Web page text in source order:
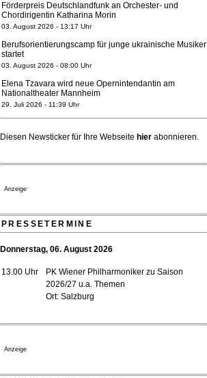
Förderpreis Deutschlandfunk an Orchester- und
Chordirigentin Katharina Morin
03. August 2026 - 13:17 Uhr
Berufsorientierungscamp für junge ukrainische Musiker
startet
03. August 2026 - 08:00 Uhr
Elena Tzavara wird neue Opernintendantin am
Nationaltheater Mannheim
29. Juli 2026 - 11:39 Uhr
geht 2027
Kammerorchester Heilbronn: Chefdirigent Risto Joost
20. Juli 2026 - 18:15 Uhr
Festspiele
Düsseldorfer Stadtrat beendet Pläne für Opernhaus-
16. Juli 2026 - 22:49 Uhr
ausgezeichnet
Diesen Newsticker für Ihre Webseite hierabonnieren.
Anzeige
PRESSETERMINE
Donnerstag, 06. August 2026
13.00 Uhr
PK Wiener Philharmoniker zu Saison
2026/27 u.a. Themen
Ort: Salzburg
Anzeige